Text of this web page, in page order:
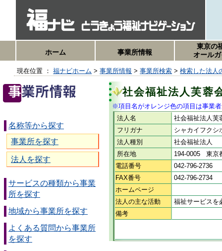
ホーム 事業所情報
東京の
オール
現在位置 ：福ナビホーム >事業所情報 >事業所検索 >検索した法人
名称等から探す
事業所を探す
法人を探す
サービスの種類から事業
所を探す
地域から事業所を探す
よくある質問から事業所
を探す
社会福祉法人芙蓉
※項目名がオレンジ色の項目は事業
法人名
社会福祉法人芙
フリガナ
シャカイフク
法人種別
社会福祉法人
所在地
194-0005 東京
電話番号
042-796-2736
FAX番号
042-796-2734
ホームページ
法人の主な活動
福祉サービスを
備考